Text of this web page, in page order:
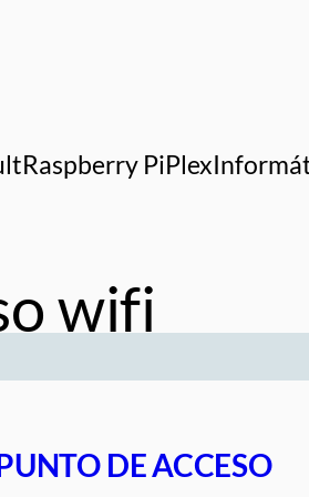
Raspberry PiPlex
wifi
DE ACCESO